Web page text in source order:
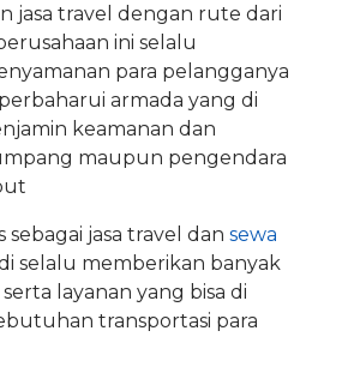
jasa travel dengan rute dari
ini selalu
para pelangganya
armada yang di
keamanan dan
maupun pengendara
sebagai jasa travel dan sewa
selalu memberikan banyak
layanan yang bisa di
transportasi para